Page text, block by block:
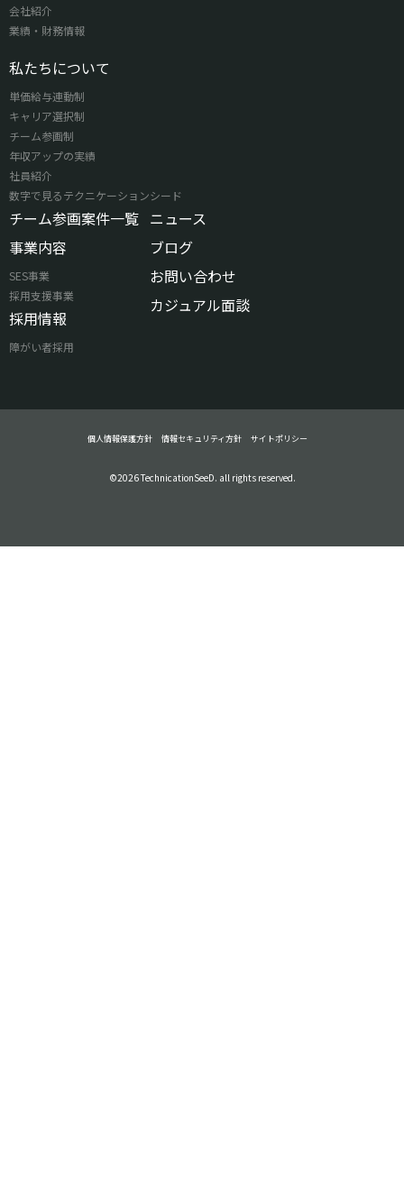
会社紹介
業績・財務情報
私たちについて
単価給与連動制
キャリア選択制
チーム参画制
年収アップの実績
社員紹介
数字で見るテクニケーションシード
チーム参画案件一覧
事業内容
SES事業
採用支援事業
採用情報
障がい者採用
ニュース
ブログ
お問い合わせ
カジュアル面談
©2026 TechnicationSeeD. all rights reserved.
個人情報保護方針 情報セキュリティ方針 サイトポリシー